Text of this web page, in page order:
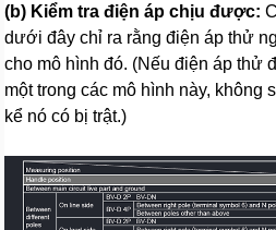
(b) Kiểm tra điện áp chịu được:
dưới đây chỉ ra rằng điện áp thử
cho mô hình đó. (Nếu điện áp thử
một trong các mô hình này, không
kể nó có bị trật.)